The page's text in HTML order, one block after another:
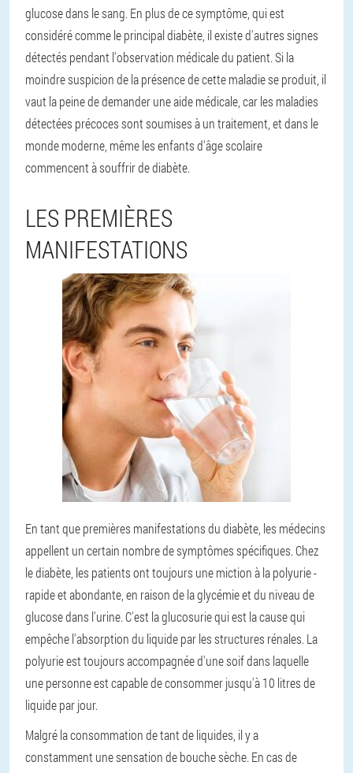
glucose dans le sang. En plus de ce symptôme, qui est
considéré comme le principal diabète, il existe d'autres signes
détectés pendant l'observation médicale du patient. Si la
moindre suspicion de la présence de cette maladie se produit, il
vaut la peine de demander une aide médicale, car les maladies
détectées précoces sont soumises à un traitement, et dans le
monde moderne, même les enfants d'âge scolaire
commencent à souffrir de diabète.
LES PREMIÈRES
MANIFESTATIONS
En tant que premières manifestations du diabète, les médecins
appellent un certain nombre de symptômes spécifiques. Chez
le diabète, les patients ont toujours une miction à la polyurie -
rapide et abondante, en raison de la glycémie et du niveau de
glucose dans l'urine. C'est la glucosurie qui est la cause qui
empêche l'absorption du liquide par les structures rénales. La
polyurie est toujours accompagnée d'une soif dans laquelle
une personne est capable de consommer jusqu'à 10 litres de
liquide par jour.
Malgré la consommation de tant de liquides, il y a
constamment une sensation de bouche sèche. En cas de